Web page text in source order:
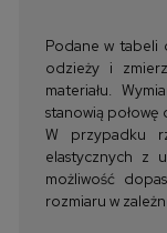
Podane w tabeli
odzieży i
materiału.
stanowią połowę
W przypadku
elastycznych z
możliwość
rozmiaru w